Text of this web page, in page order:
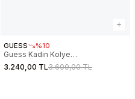
GUESS %10
Guess Kadin Kolye
JGUJUBN02245JWYGEMTU
3.240,00 TL3.600,00 TL